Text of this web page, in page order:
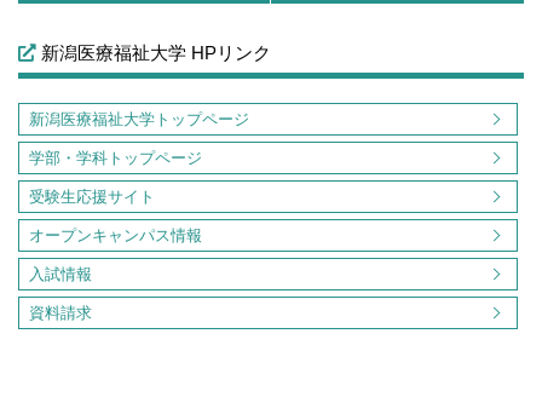
新潟医療福祉大学 HPリンク
新潟医療福祉大学トップページ
学部・学科トップページ
受験生応援サイト
オープンキャンパス情報
入試情報
資料請求